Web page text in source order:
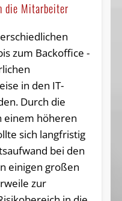
die Mitarbeiter
zum Backoffice -
in den IT-
Durch die
einem höheren
sich langfristig
bei den
einigen großen
zur